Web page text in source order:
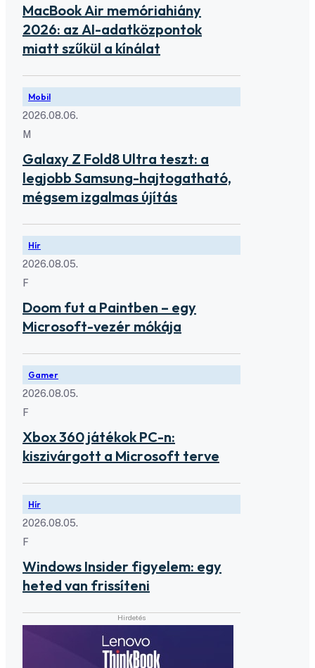
MacBook Air memóriahiány
2026: az AI-adatközpontok
miatt szűkül a kínálat
Mobil
2026.08.06.
M
Galaxy Z Fold8 Ultra teszt: a
legjobb Samsung-hajtogatható,
mégsem izgalmas újítás
Hír
2026.08.05.
F
Doom fut a Paintben – egy
Microsoft-vezér mókája
Gamer
2026.08.05.
F
Xbox 360 játékok PC-n:
kiszivárgott a Microsoft terve
Hír
2026.08.05.
F
Windows Insider figyelem: egy
heted van frissíteni